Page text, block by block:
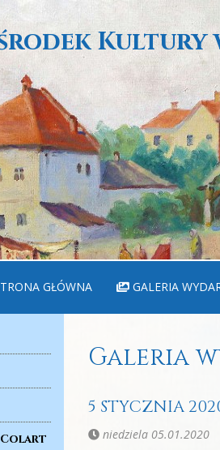
Kultury
GŁÓWNA GALERIA
Colart
Galeria
5 STYCZNIA
niedziela 05.01.2020